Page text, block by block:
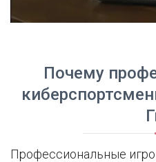
Почему
Профессиональные